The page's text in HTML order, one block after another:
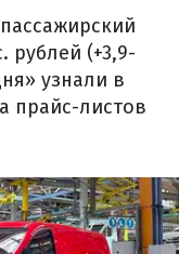
рублей (+3,9-
узнали в
прайс-листов